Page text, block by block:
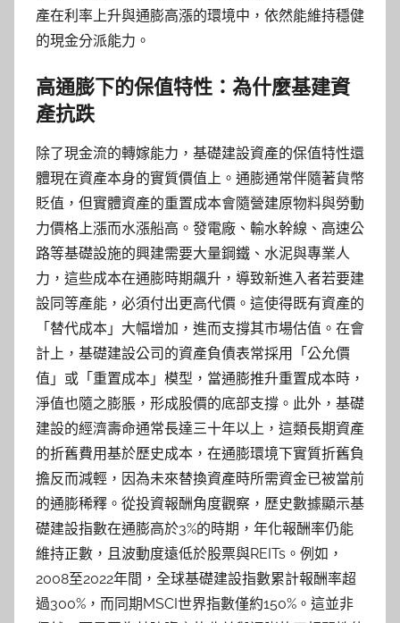
產在利率上升與通膨高漲的環境中，依然能維持穩健
的現金分派能力。
高通膨下的保值特性：為什麼基建資
產抗跌
除了現金流的轉嫁能力，基礎建設資產的保值特性還
體現在資產本身的實質價值上。通膨通常伴隨著貨幣
貶值，但實體資產的重置成本會隨營建原物料與勞動
力價格上漲而水漲船高。發電廠、輸水幹線、高速公
路等基礎設施的興建需要大量鋼鐵、水泥與專業人
力，這些成本在通膨時期飆升，導致新進入者若要建
設同等產能，必須付出更高代價。這使得既有資產的
「替代成本」大幅增加，進而支撐其市場估值。在會
計上，基礎建設公司的資產負債表常採用「公允價
值」或「重置成本」模型，當通膨推升重置成本時，
淨值也隨之膨脹，形成股價的底部支撐。此外，基礎
建設的經濟壽命通常長達三十年以上，這類長期資產
的折舊費用基於歷史成本，在通膨環境下實質折舊負
擔反而減輕，因為未來替換資產時所需資金已被當前
的通膨稀釋。從投資報酬角度觀察，歷史數據顯示基
礎建設指數在通膨高於3%的時期，年化報酬率仍能
維持正數，且波動度遠低於股票與REITs。例如，
2008至2022年間，全球基礎建設指數累計報酬率超
過300%，而同期MSCI世界指數僅約150%。這並非